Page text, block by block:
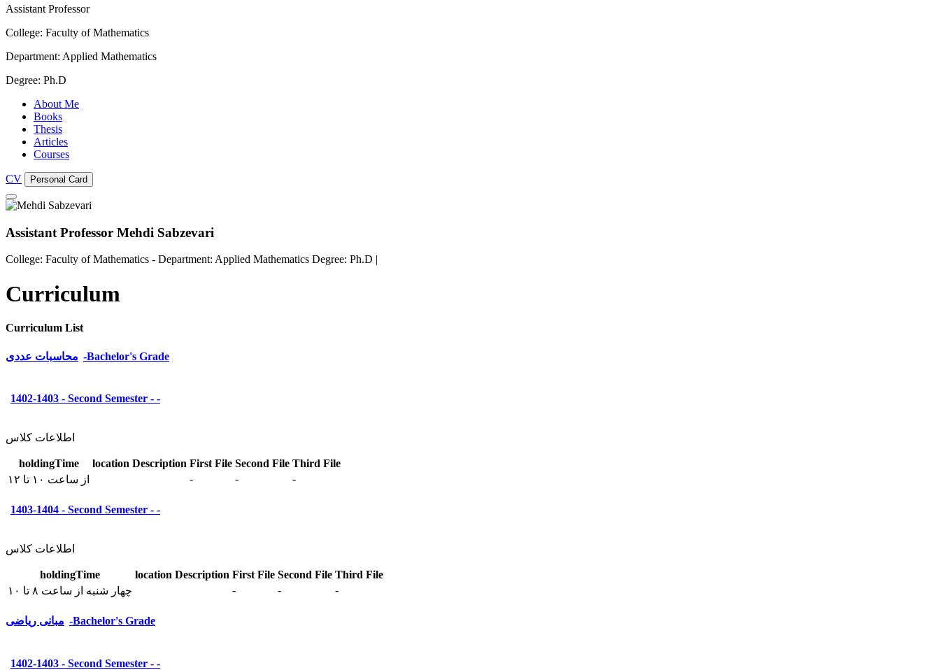
Assistant Professor
College: Faculty of Mathematics
Department: Applied Mathematics
Degree: Ph.D
About Me
Books
Thesis
Articles
Courses
CV Personal Card
Assistant Professor Mehdi Sabzevari
College: Faculty of Mathematics - Department: Applied Mathematics Degree: Ph.D |
Curriculum
Curriculum List
محاسبات عددی-Bachelor's Grade
1402-1403 - Second Semester - -
اطلاعات کلاس
holdingTime location Description First File Second File Third File
از ساعت ۱۰ تا ۱۲
- - -
1403-1404 - Second Semester - -
اطلاعات کلاس
holdingTime location Description First File Second File Third File
چهار شنبه از ساعت ۸ تا ۱۰
- - -
مبانی ریاضی-Bachelor's Grade
1402-1403 - Second Semester - -